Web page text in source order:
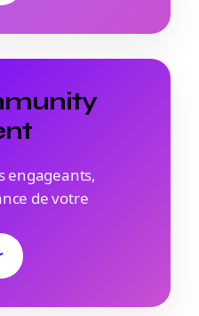
engageants,
de votre